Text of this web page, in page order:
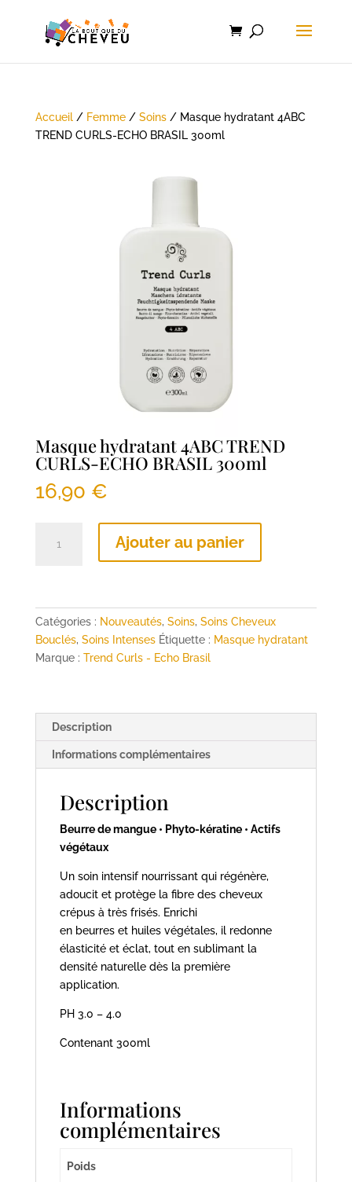
Accueil/ Femme/ Soins/ Masque hydratant 4ABC
TREND CURLS-ECHO BRASIL 300ml
Masque hydratant 4ABC TREND
CURLS-ECHO BRASIL 300ml
16,90 €
TREND
CURLS-
ECHO
Ajouter au panier
Catégories : Nouveautés, Soins, Soins Cheveux
Bouclés, Soins Intenses Étiquette : Masque hydratant
Marque : Trend Curls - Echo Brasil
Description
Informations complémentaires
Description
Beurre de mangue • Phyto-kératine • Actifs
végétaux
Un soin intensif nourrissant qui régénère,
adoucit et protège la fibre des cheveux
crépus à très frisés. Enrichi
en beurres et huiles végétales, il redonne
élasticité et éclat, tout en sublimant la
densité naturelle dès la première
application.
PH 3.0 – 4.0
Contenant 300ml
Informations
complémentaires
Poids